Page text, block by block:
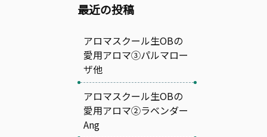
最近の投稿
アロマスクール生OBの
愛用アロマ③パルマロー
ザ他
アロマスクール生OBの
愛用アロマ②ラベンダー
Ang